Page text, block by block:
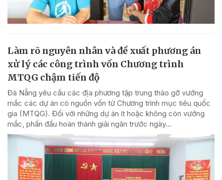
Làm rõ nguyên nhân và đề xuất phương án
xử lý các công trình vốn Chương trình
MTQG chậm tiến độ
Đà Nẵng yêu cầu các địa phương tập trung tháo gỡ vướng
mắc các dự án có nguồn vốn từ Chương trình mục tiêu quốc
gia (MTQG). Đối với những dự án ít hoặc không còn vướng
mắc, phấn đấu hoàn thành giải ngân trước ngày...